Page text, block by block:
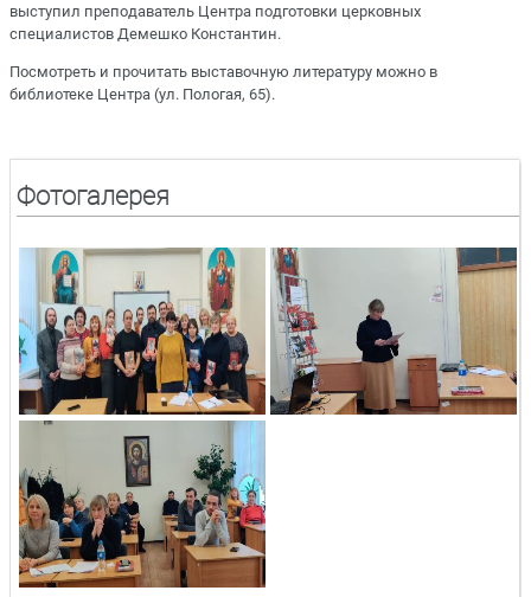
выступил преподаватель Центра подготовки церковных
специалистов Демешко Константин.
Посмотреть и прочитать выставочную литературу можно в
библиотеке Центра (ул. Пологая, 65).
Фотогалерея